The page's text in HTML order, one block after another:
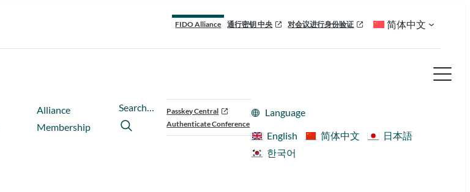
FIDO Alliance 通行密钥 中央 对会议进行身份验证 简体中文
Alliance
Membership
Search…
Passkey Central
Authenticate Conference
Language
English
简体中文
日本語
한국어